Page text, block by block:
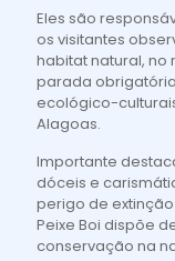
Eles são
os visitantes
habitat natural, no
parada
ecológico-
Alagoas.
Importante
dóceis e
perigo de
Peixe Boi dispõe
conservação na